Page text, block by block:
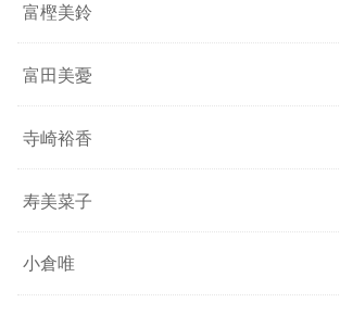
富樫美鈴
富田美憂
寺崎裕香
寿美菜子
小倉唯